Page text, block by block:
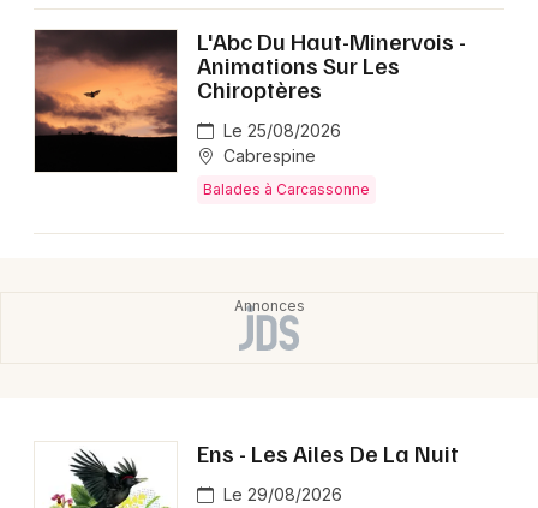
Magazine à Carcassonne
Choisir mes départements
Mon email
L'Abc Du Haut-Minervois -
Animations Sur Les
Chiroptères
Le 25/08/2026
Cabrespine
Balades à Carcassonne
Ens - Les Ailes De La Nuit
Le 29/08/2026